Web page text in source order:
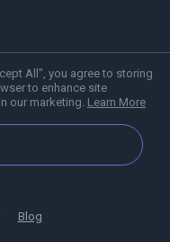
All", you agree to storing
to enhance site
our marketing. Learn More
Blog